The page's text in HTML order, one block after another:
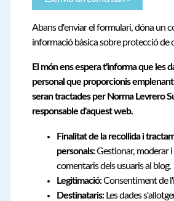
Abans d'enviar el formulari, dóna un
informació bàsica sobre protecció de
El món ens espera t'informa que les
personal que proporcionis
seran tractades per Norma Levrero
responsable d'aquest web.
Finalitat de la recollida i
personals:Gestionar, moderar i
comentaris dels usuaris al blog.
Legitimació:Consentiment de
Destinataris:Les dades